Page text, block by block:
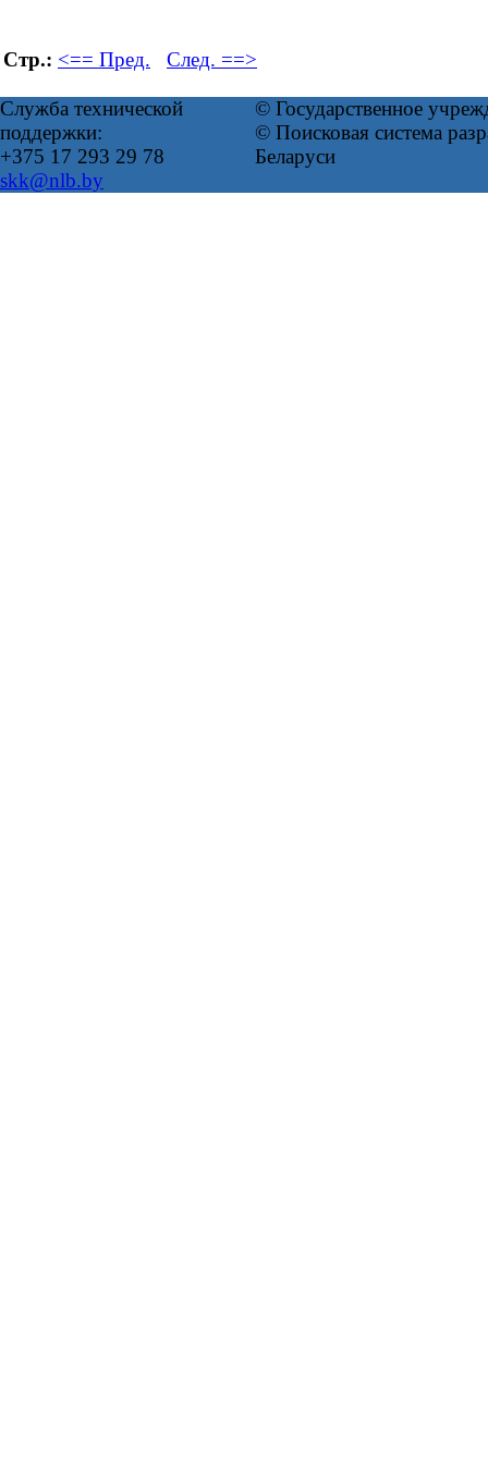
Стр.: <== Пред. След. ==>
Служба технической
поддержки:
+375 17 293 29 78
skk@nlb.by
© Государственное
© Поисковая система
Беларуси